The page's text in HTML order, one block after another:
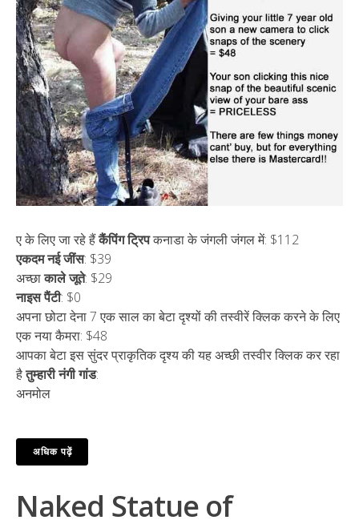
ए के लिए जा रहे हैंकैंपिंग ट्रिपकनाडा के जंगली जंगल में: $112
एकदम नई जींस: $39
अच्छाकाले जूते: $29
नाइस पैंटी: $0
अपना छोटा देना 7 एक साल का बेटा दृश्यों की तस्वीरें क्लिक करने के लिए
एक नया कैमरा: $48
आपका बेटा इस सुंदर प्राकृतिक दृश्य की यह अच्छी तस्वीर क्लिक कर रहा
हैतुम्हारी नंगी गांड:
अनमोल
अधिक पढ़ें
Naked Statue of